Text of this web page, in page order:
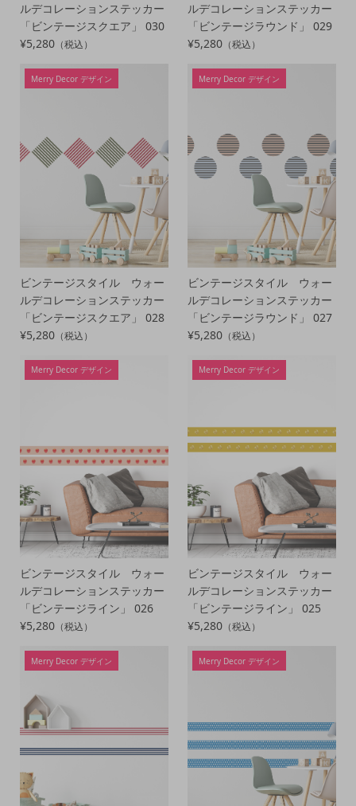
ルデコレーションステッカー
「ビンテージスクエア」 030
¥5,280（税込）
ルデコレーションステッカー
「ビンテージラウンド」 029
¥5,280 （税込）
Merry Decor デザイン
ビンテージスタイル ウォー
ルデコレーションステッカー
「ビンテージスクエア」 028
¥5,280（税込）
Merry Decor デザイン
ビンテージスタイル ウォー
ルデコレーションステッカー
「ビンテージラウンド」 027
¥5,280 （税込）
Merry Decor デザイン
ビンテージスタイル ウォー
ルデコレーションステッカー
「ビンテージライン」 026
¥5,280（税込）
Merry Decor デザイン
ビンテージスタイル ウォー
ルデコレーションステッカー
「ビンテージライン」 025
¥5,280 （税込）
Merry Decor デザイン Merry Decor デザイン